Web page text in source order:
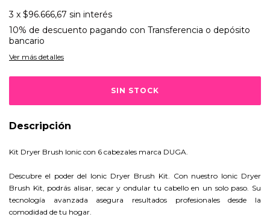
3 x $96.666,67 sin interés
10% de descuento pagando con Transferencia o depósito
bancario
Ver más detalles
Descripción
Kit Dryer Brush Ionic con 6 cabezales marca DUGA.
Descubre el poder del Ionic Dryer Brush Kit. Con nuestro Ionic Dryer
Brush Kit, podrás alisar, secar y ondular tu cabello en un solo paso. Su
tecnología avanzada asegura resultados profesionales desde la
comodidad de tu hogar.